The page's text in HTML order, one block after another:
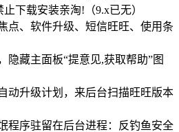
下载安装亲淘!（9.x已无）
点、软件升级、短信旺旺、使用条
隐藏主面板“提意见,获取帮助”图
动升级计划，来后台扫描旺旺版本
程序驻留在后台进程：反钓鱼安全